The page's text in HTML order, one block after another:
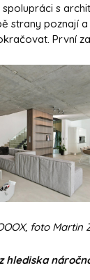
s
strany poznají
První
foto Martin
hlediska